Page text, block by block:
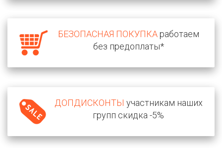
БЕЗОПАСНАЯ ПОКУПКАработаем
без предоплаты*
ДОПДИСКОНТЫ участникам наших
групп скидка -5%